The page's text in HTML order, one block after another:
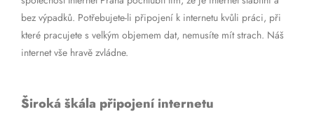
bez výpadků. Potřebujete-li připojení k internetu kvůli práci, při
které pracujete s velkým objemem dat, nemusíte mít strach. Náš
internet vše hravě zvládne.
Široká škála připojení internetu